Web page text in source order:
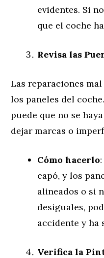
evidentes. Si
que el coche
Revisa las
Las reparaciones
los paneles del
puede que no se
dejar marcas o
Cómo hacerlo
capó, y los
alineados o si
desiguales,
accidente y ha
Verifica la